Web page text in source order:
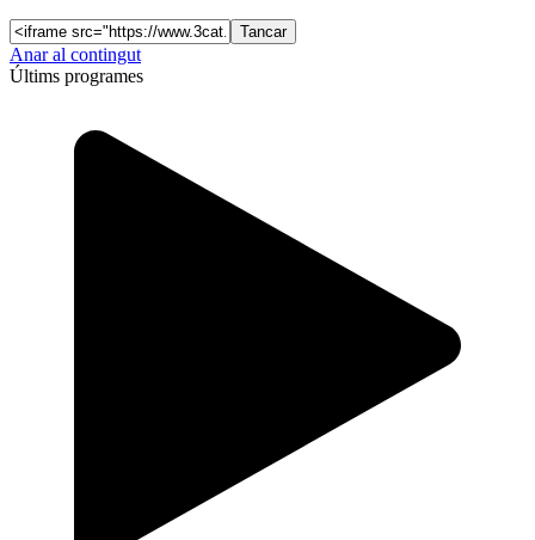
Tancar
Anar al contingut
Últims programes